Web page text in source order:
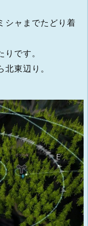
シャまでたどり着
です。
東辺り。